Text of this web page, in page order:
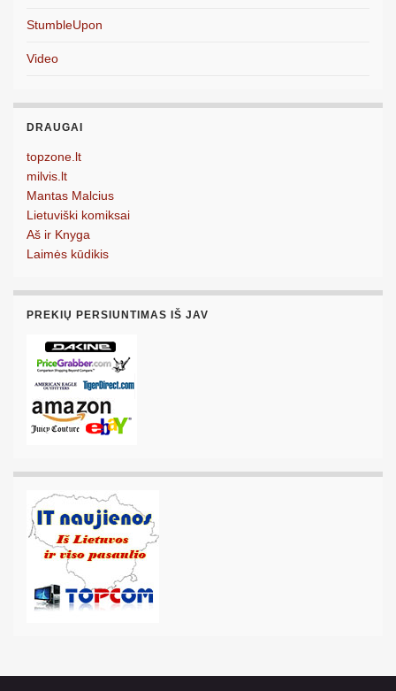
StumbleUpon
Video
DRAUGAI
topzone.lt
milvis.lt
Mantas Malcius
Lietuviški komiksai
Aš ir Knyga
Laimės kūdikis
PREKIŲ PERSIUNTIMAS IŠ JAV